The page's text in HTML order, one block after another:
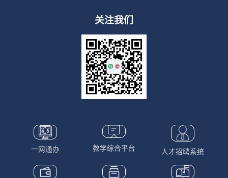
关注我们
一网通办 教学综合平台 人才招聘系统